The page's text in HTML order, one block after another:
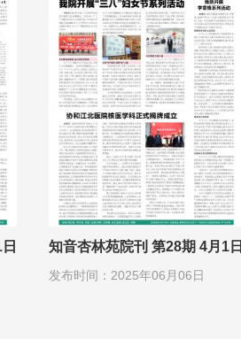
知音杏林苑院刊 第28期 4月1日
发布时间：2025年06月06日